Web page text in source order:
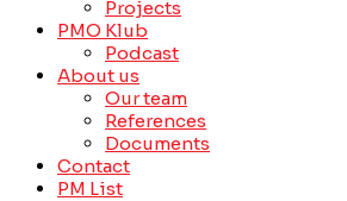
Projects
PMO Klub
Podcast
About us
Our team
References
Documents
Contact
PM List